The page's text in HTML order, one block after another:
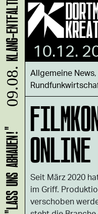
10.12.
Allgemeine News,
ONLINE
Seit März 2020
im Griff.
verschoben
09.08.